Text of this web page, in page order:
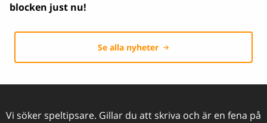
blocken just nu!
Se alla nyheter
Vi söker speltipsare. Gillar du att skriva och är en fena på